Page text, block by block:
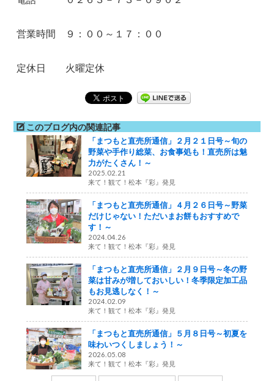
営業時間 ９：００～１７：００
定休日 火曜定休
このブログ内の関連記事
「まつもと直売所通信」２月２１日号～旬の
野菜や手作り総菜、お食事処も！直売所は魅
力がたくさん！～
2025.02.21
来て！観て！松本『彩』発見
「まつもと直売所通信」４月２６日号～野菜
だけじゃない！ただいまお餅もおすすめで
す！～
2024.04.26
来て！観て！松本『彩』発見
「まつもと直売所通信」２月９日号～冬の野
菜は甘みが増しておいしい！冬季限定加工品
もお見逃しなく！～
2024.02.09
来て！観て！松本『彩』発見
「まつもと直売所通信」５月８日号～初夏を
味わいつくしましょう！～
2026.05.08
来て！観て！松本『彩』発見